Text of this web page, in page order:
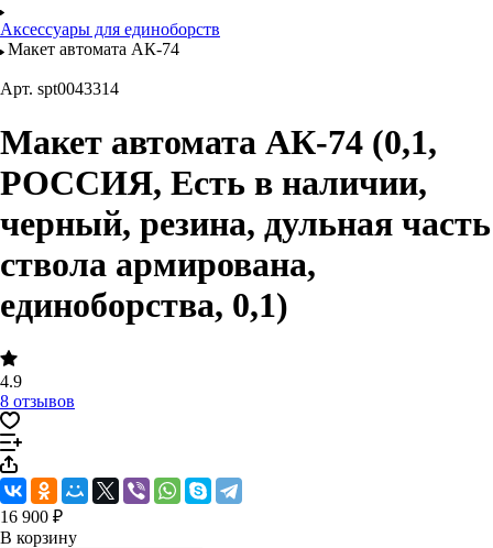
Аксессуары для единоборств
Макет автомата АК-74
Арт. spt0043314
Макет автомата АК-74 (0,1,
РОССИЯ, Есть в наличии,
черный, резина, дульная часть
ствола армирована,
единоборства, 0,1)
4.9
8 отзывов
16 900 ₽
В корзину